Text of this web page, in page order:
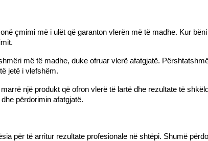
çmimi më i ulët që garanton vlerën më të madhe. Kur
më të madhe, duke ofruar vlerë afatgjatë.
jetë i vlefshëm.
një produkt që ofron vlerë të lartë dhe rezultate të
përdorimin afatgjatë.
për të arritur rezultate profesionale në shtëpi. Shumë